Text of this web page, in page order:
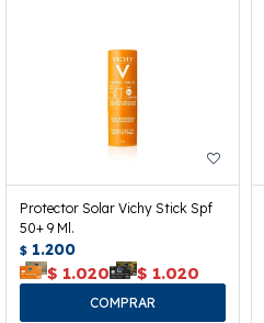
Protector Solar Vichy Stick Spf
50+ 9 Ml.
$ 1.200
$ 1.020 $ 1.020